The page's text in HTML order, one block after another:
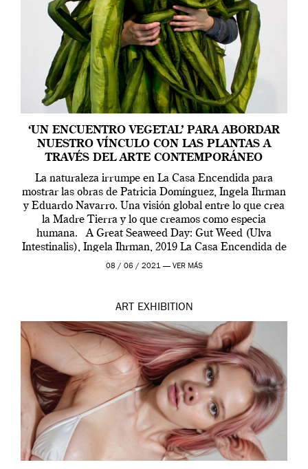
‘UN ENCUENTRO VEGETAL’ PARA ABORDAR
NUESTRO VÍNCULO CON LAS PLANTAS A
TRAVÉS DEL ARTE CONTEMPORÁNEO
La naturaleza irrumpe en La Casa Encendida para
mostrar las obras de Patricia Domínguez, Ingela Ihrman
y Eduardo Navarro. Una visión global entre lo que crea
la Madre Tierra y lo que creamos como especia
humana. A Great Seaweed Day: Gut Weed (Ulva
Intestinalis), Ingela Ihrman, 2019 La Casa Encendida de
Madrid y la Wellcome […]
08 / 06 / 2021 — VER MÁS
ART EXHIBITION